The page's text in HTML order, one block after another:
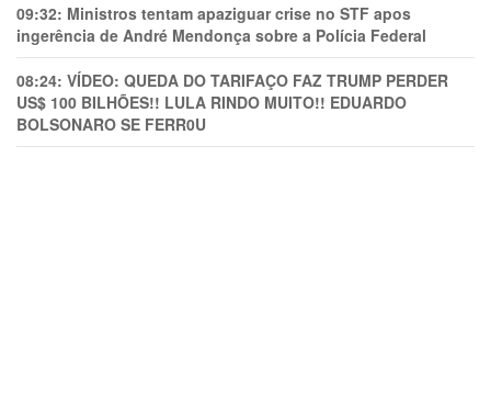
09:32: Ministros tentam apaziguar crise no STF apos
ingerência de André Mendonça sobre a Polícia Federal
08:24: VÍDEO: QUEDA DO TARIFAÇO FAZ TRUMP PERDER
US$ 100 BILHÕES!! LULA RINDO MUITO!! EDUARDO
BOLSONARO SE FERR0U